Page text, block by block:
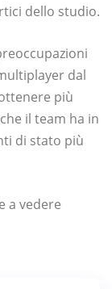
dello studio.
dal
più
il team ha in
di stato più
a vedere